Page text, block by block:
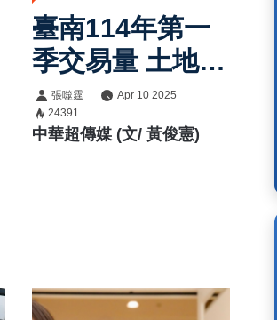
臺南114年第一
季交易量 土地與
建物雙減 僅關廟
區逆勢成長
張噬霆
Apr 10 2025
24391
中華超傳媒 (文/ 黃俊憲)